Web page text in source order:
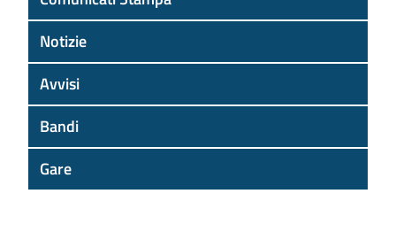
Notizie
Avvisi
Bandi
Gare